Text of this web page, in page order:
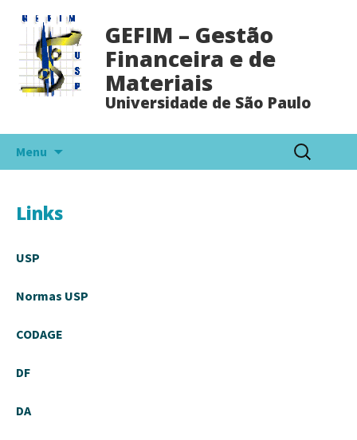
GEFIM – Gestão
Financeira e de
Materiais
Universidade de São Paulo
Menu
Pesquisar
por:
Links
USP
Normas USP
CODAGE
DF
DA